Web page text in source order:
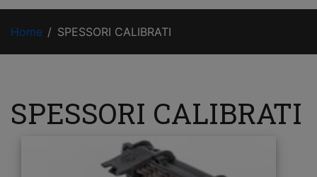
Home SPESSORI CALIBRATI
SPESSORI CALIBRATI